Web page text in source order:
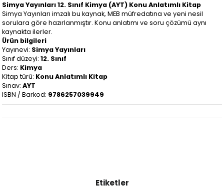
Simya Yayınları 12. Sınıf Kimya (AYT) Konu Anlatımlı Kitap
Simya Yayınları imzalı bu kaynak, MEB müfredatına ve yeni nesil
sorulara göre hazırlanmıştır. Konu anlatımı ve soru çözümü aynı
kaynakta ilerler.
Ürün bilgileri
Yayınevi: Simya Yayınları
Sınıf düzeyi:12. Sınıf
Ders: Kimya
Kitap türü: Konu Anlatımlı Kitap
Sınav:AYT
ISBN / Barkod: 9786257039949
Etiketler